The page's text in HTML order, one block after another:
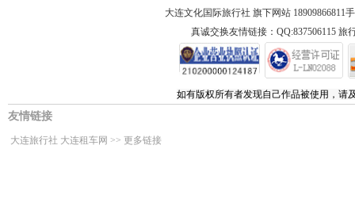
大连文化国际旅行社 旗下网站 18909866811
真诚交换友情链接：QQ:837506115 旅
如有版权所有者发现自己作品被使用，请
友情链接
大连旅行社 大连租车网 >> 更多链接